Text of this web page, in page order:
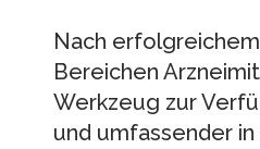
Nach
Bereichen
Werkzeug zur
und umfassender